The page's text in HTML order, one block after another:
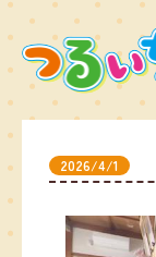
2026/4/1